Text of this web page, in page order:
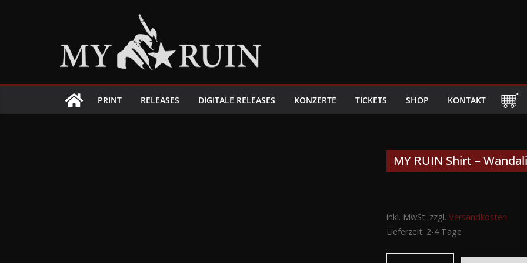
PRINT RELEASES DIGITALE RELEASES KONZERTE TICKETS SHOP KONTAKT
MY RUIN Shirt –
inkl. MwSt. zzgl. Versandkosten
Lieferzeit: 2-4 Tage